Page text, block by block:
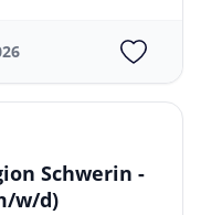
Schwerin -
w/d)